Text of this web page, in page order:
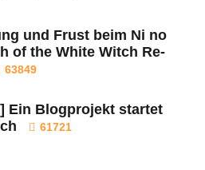
und Frust beim Ni no
of the White Witch Re-
63849
Ein Blogprojekt startet
61721